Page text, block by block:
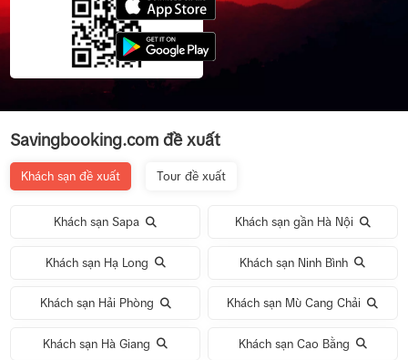
Savingbooking.com đề xuất
Khách sạn đề xuất Tour đề xuất
Khách sạn Sapa Khách sạn gần Hà Nội
Khách sạn Hạ Long Khách sạn Ninh Bình
Khách sạn Hải Phòng Khách sạn Mù Cang Chải
Khách sạn Hà Giang Khách sạn Cao Bằng